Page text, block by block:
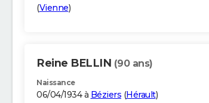
(Vienne)
Reine BELLIN (90 ans)
Naissance
06/04/1934 à Béziers (Hérault)